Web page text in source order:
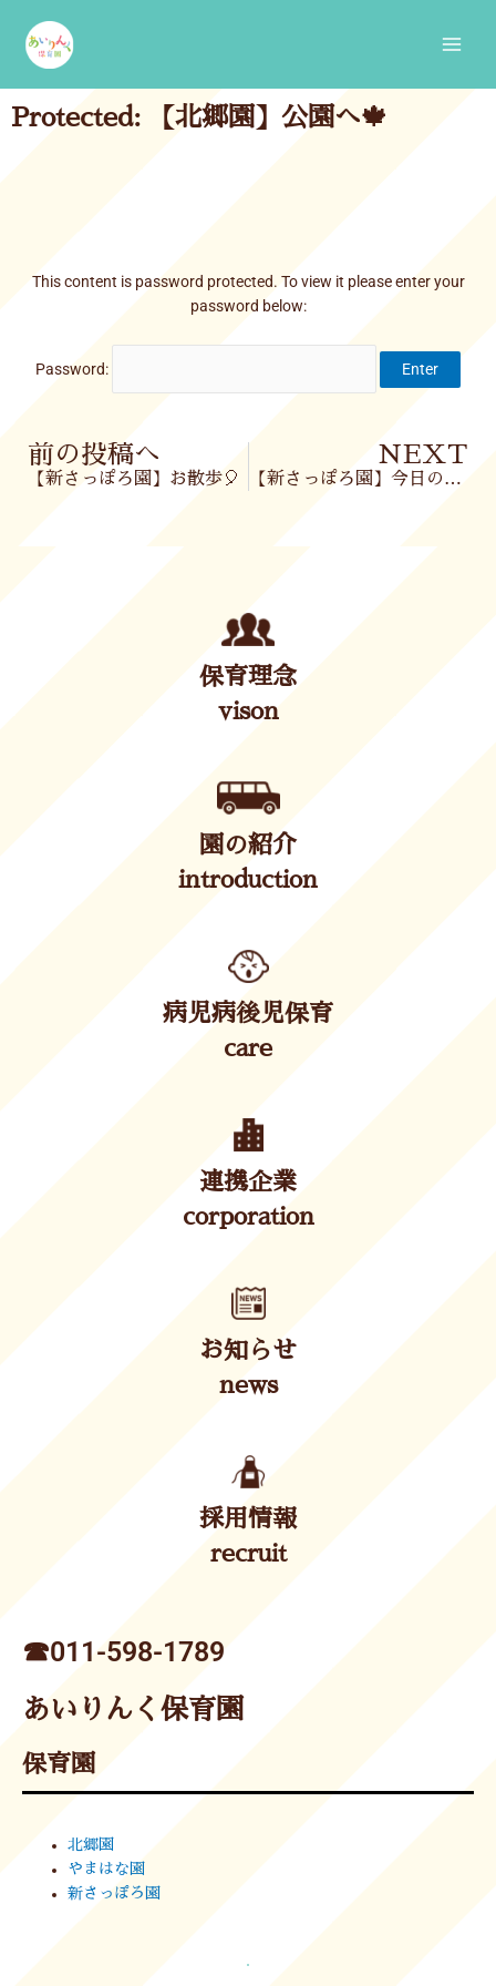
content
Protected: 【北郷園】公園へ🍁
This content is password protected. To view it please enter your
password below:
Password:
Prev
前の投稿へ
【新さっぽろ園】お散歩🎈
NEXT
【新さっぽろ園】今日の様子🍂
保育理念
vison
園の紹介
introduction
病児病後児保育
care
連携企業
corporation
お知らせ
news
採用情報
recruit
☎︎011-598-1789
あいりんく保育園
保育園
北郷園
やまはな園
新さっぽろ園